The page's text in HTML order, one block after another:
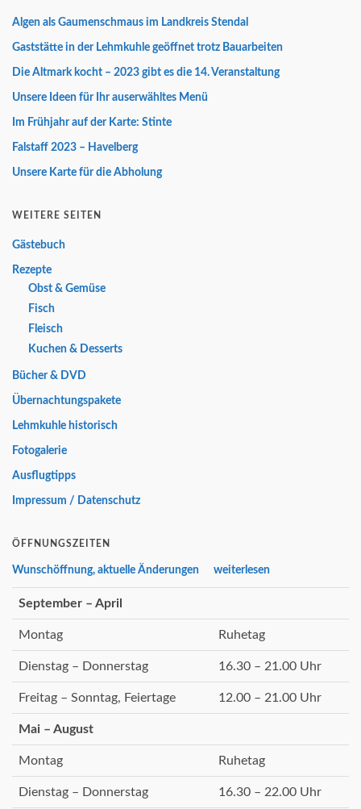
Algen als Gaumenschmaus im Landkreis Stendal
Gaststätte in der Lehmkuhle geöffnet trotz Bauarbeiten
Die Altmark kocht – 2023 gibt es die 14. Veranstaltung
Unsere Ideen für Ihr auserwähltes Menü
Im Frühjahr auf der Karte: Stinte
Falstaff 2023 – Havelberg
Unsere Karte für die Abholung
WEITERE SEITEN
Gästebuch
Rezepte
Obst & Gemüse
Fisch
Fleisch
Kuchen & Desserts
Bücher & DVD
Übernachtungspakete
Lehmkuhle historisch
Fotogalerie
Ausflugtipps
Impressum / Datenschutz
ÖFFNUNGSZEITEN
Wunschöffnung, aktuelle Änderungen weiterlesen
September – April
Montag Ruhetag
Dienstag – Donnerstag 16.30 – 21.00 Uhr
Freitag – Sonntag, Feiertage 12.00 – 21.00 Uhr
Mai – August
Montag Ruhetag
Dienstag – Donnerstag 16.30 – 22.00 Uhr